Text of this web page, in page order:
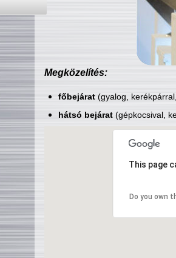
Megközelítés:
főbejárat(gyalog,
hátsó bejárat(gépkocsival,
This page
Do you own